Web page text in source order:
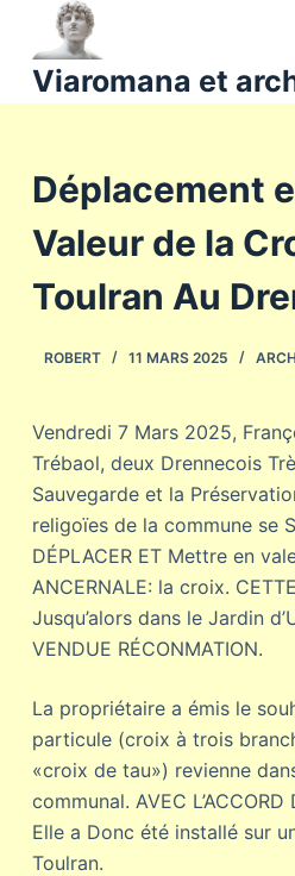
a
n
u
Viaromana et
Déplacement
Valeur de la
Toulran Au
ROBERT 11 MARS 2025
Vendredi 7 Mars 2025,
Trébaol, deux Drennecois
Sauvegarde et la
religoïes de la commune se
DÉPLACER ET Mettre en
ANCERNALE: la croix.
Jusqu’alors dans le Jardin
VENDUE RÉCONMATION.
La propriétaire a émis le
particule (croix à trois
«croix de tau») revienne
communal. AVEC
Elle a Donc été installé sur
Toulran.